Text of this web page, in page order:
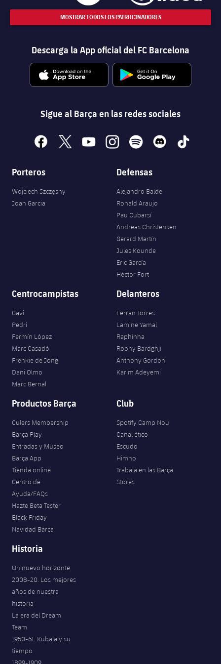
MOSTRAR TODOS LOS PATROCINADORES
Descarga la App oficial del FC Barcelona
Sigue al Barça en las redes sociales
facebook
x youtubeinstagramspotify discord tiktok
Porteros
Wojciech Szczęsny
Joan Garcia
Defensas
Alejandro Balde
Ronald Araujo
Pau Cubarsí
Andreas Christensen
Gerard Martín
Jules Kounde
Eric García
Héctor Fort
Centrocampistas
Gavi
Pedri
Fermín López
Marc Casadó
Frenkie de Jong
Dani Olmo
Marc Bernal
Delanteros
Ferran Torres
Lamine Yamal
Raphinha
Roony Bardghji
Anthony Gordon
Karim Adeyemi
Productos Barça
Culers Membership
Barça Play
Entradas y Museo
Barça App
Tienda online
Centro de
Ayuda/FAQs
Hazte Beta Tester
Black Friday
Navidad Barça
Club
Spotify Camp Nou
Canal ético
Escudo
Himno
Trabaja en las Barça
Stores
Historia
Un nuevo horizonte
2008-20. Los mejores
años de nuestra
historia
La era del Dream
Team
1950-61. Kubala y su
tiempo